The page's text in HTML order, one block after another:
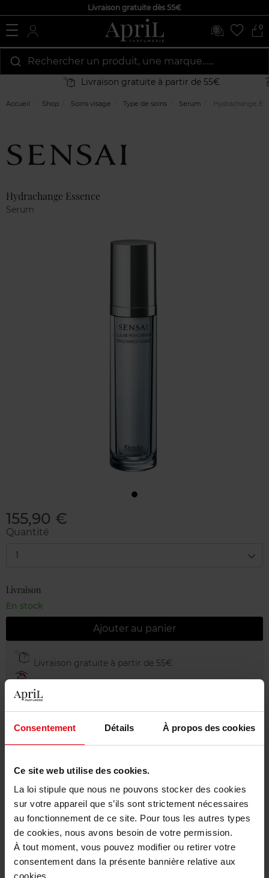
Consentement Détails À propos des cookies
Ce site web utilise des cookies.
La loi stipule que nous ne pouvons stocker des cookies
sur votre appareil que s’ils sont strictement nécessaires
au fonctionnement de ce site. Pour tous les autres types
de cookies, nous avons besoin de votre permission.
À tout moment, vous pouvez modifier ou retirer votre
consentement dans la présente bannière relative aux
cookies.
Livraison gratuite dès 55€
0
Rechercher un produit, une marque…...
Livraison gratuite à partir de 55€
Accueil Shop Soins visage Type de soins Serum Hydrachange
Hydrachange Essence
Serum
155,90 €
Quantité
1
Livraison
En stock
Ajouter au panier
Livraison gratuite à partir de 55€
Emballage cadeau offert
Description
Caractéristiques
Avis client Politique relative aux avis des clients